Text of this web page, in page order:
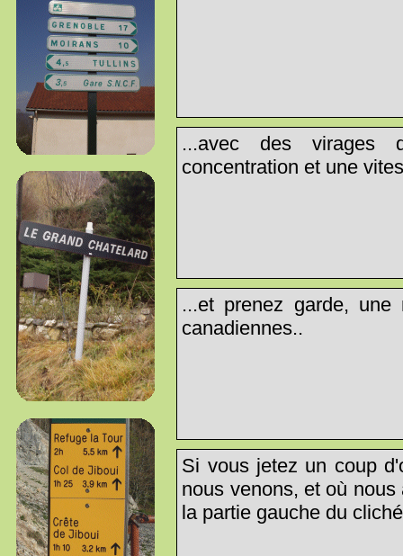
...avec des virages
concentration et une
...et prenez garde,
canadiennes..
Si vous jetez un coup
nous venons, et où
la partie gauche du